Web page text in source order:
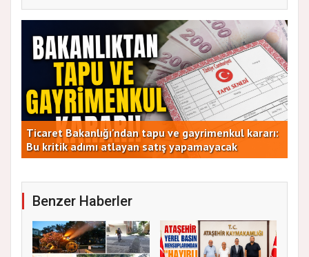
Ticaret Bakanlığı'ndan tapu ve gayrimenkul kararı:
Bu kritik adımı atlayan satış yapamayacak
Benzer Haberler